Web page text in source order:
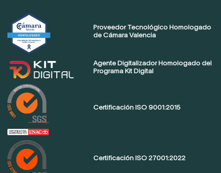
Proveedor Tecnológico Homologado
de Cámara Valencia
Agente Digitalizador Homologado del
Programa Kit Digital
Certificación ISO 9001:2015
Certificación ISO 27001:2022